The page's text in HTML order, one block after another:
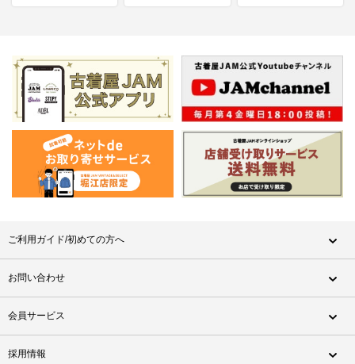
ご利用ガイド/初めての方へ
お問い合わせ
会員サービス
採用情報